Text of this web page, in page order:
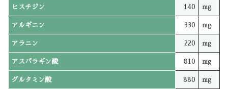
ヒスチジン 140 mg
アルギニン 330 mg
アラニン 220 mg
アスパラギン酸 810 mg
グルタミン酸 880 mg